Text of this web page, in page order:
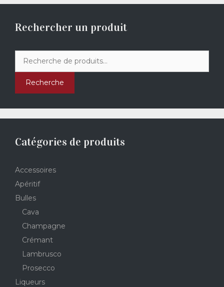
Rechercher un produit
pour :
Recherche
Catégories de produits
Accessoires
Apéritif
Bulles
Cava
Champagne
Crémant
Lambrusco
Prosecco
Liqueurs